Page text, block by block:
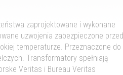
zaprojektowane i wykonane
uzwojenia zabezpieczone przed
temperaturze. Przeznaczone do
Transformatory spełniają
Veritas i Bureau Veritas